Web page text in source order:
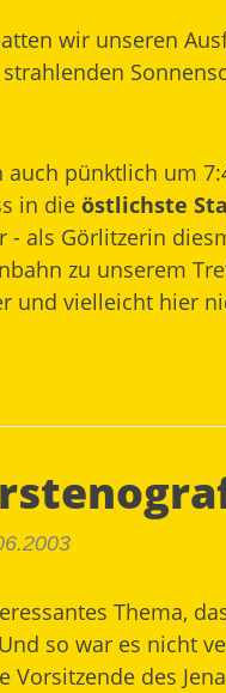
wir unseren
auch pünktlich um
in die östlichste
- als Görlitzerin
zu unserem
und vielleicht hier
Thema,
so war es nicht
Vorsitzende des